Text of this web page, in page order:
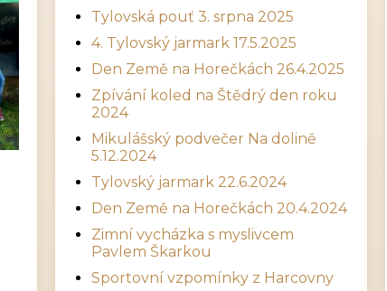
Tylovská pouť 3. srpna 2025
4. Tylovský jarmark 17.5.2025
Den Země na Horečkách 26.4.2025
Zpívání koled na Štědrý den roku
2024
Mikulášský podvečer Na dolině
5.12.2024
Tylovský jarmark 22.6.2024
Den Země na Horečkách 20.4.2024
Zimní vycházka s myslivcem
Pavlem Škarkou
Sportovní vzpomínky z Harcovny